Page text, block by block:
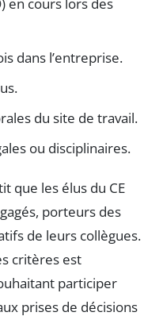
dans l’entreprise.
du site de travail.
ou disciplinaires.
que les élus du CE
porteurs des
de leurs collègues.
critères est
participer
prises de décisions